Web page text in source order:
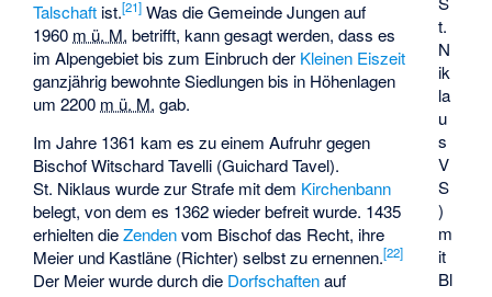
t.
N
ik
la
u
s
V
S
)
m
it
Bl
Talschaft ist.[21] Was die Gemeinde Jungen auf
1960 m ü. M. betrifft, kann gesagt werden, dass es
im Alpengebiet bis zum Einbruch der Kleinen Eiszeit
ganzjährig bewohnte Siedlungen bis in Höhenlagen
um2200 m ü. M. gab.
Im Jahre 1361 kam es zu einem Aufruhr gegen
Bischof Witschard Tavelli (Guichard Tavel).
St. Niklaus wurde zur Strafe mit dem Kirchenbann
belegt, von dem es 1362 wieder befreit wurde. 1435
erhielten dieZendenvom Bischof das Recht, ihre
Meier und Kastläne (Richter) selbst zu ernennen.[22]
Der Meier wurde durch die Dorfschaftenauf